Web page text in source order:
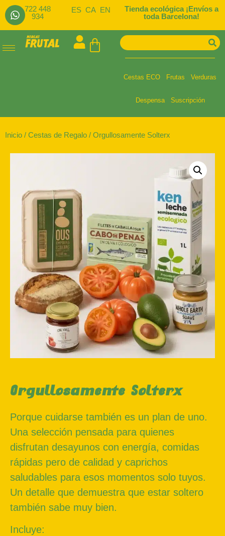
722 448
934
Tienda ecológica ¡Envíos a
toda Barcelona!
ES CA EN
Cestas ECO Frutas Verduras
Despensa Suscripción
Inicio / Cestas de Regalo / Orgullosamente Solterx
Orgullosamente Solterx
Porque cuidarse también es un plan de uno.
Una selección pensada para quienes
disfrutan desayunos con energía, comidas
rápidas pero de calidad y caprichos
saludables para esos momentos solo tuyos.
Un detalle que demuestra que estar soltero
también sabe muy bien.
Incluye: